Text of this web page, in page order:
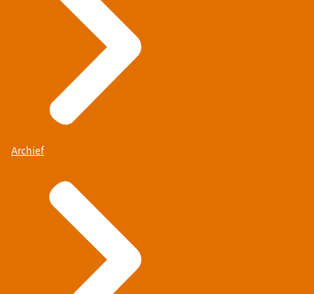
Archief